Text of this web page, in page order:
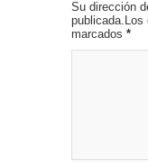
Su dirección
publicada.Los
marcados *